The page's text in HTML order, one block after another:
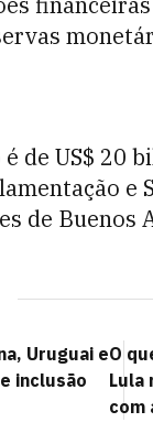
de US$ 20
e
de Buenos
Uruguai e
inclusão
O
Lula
com